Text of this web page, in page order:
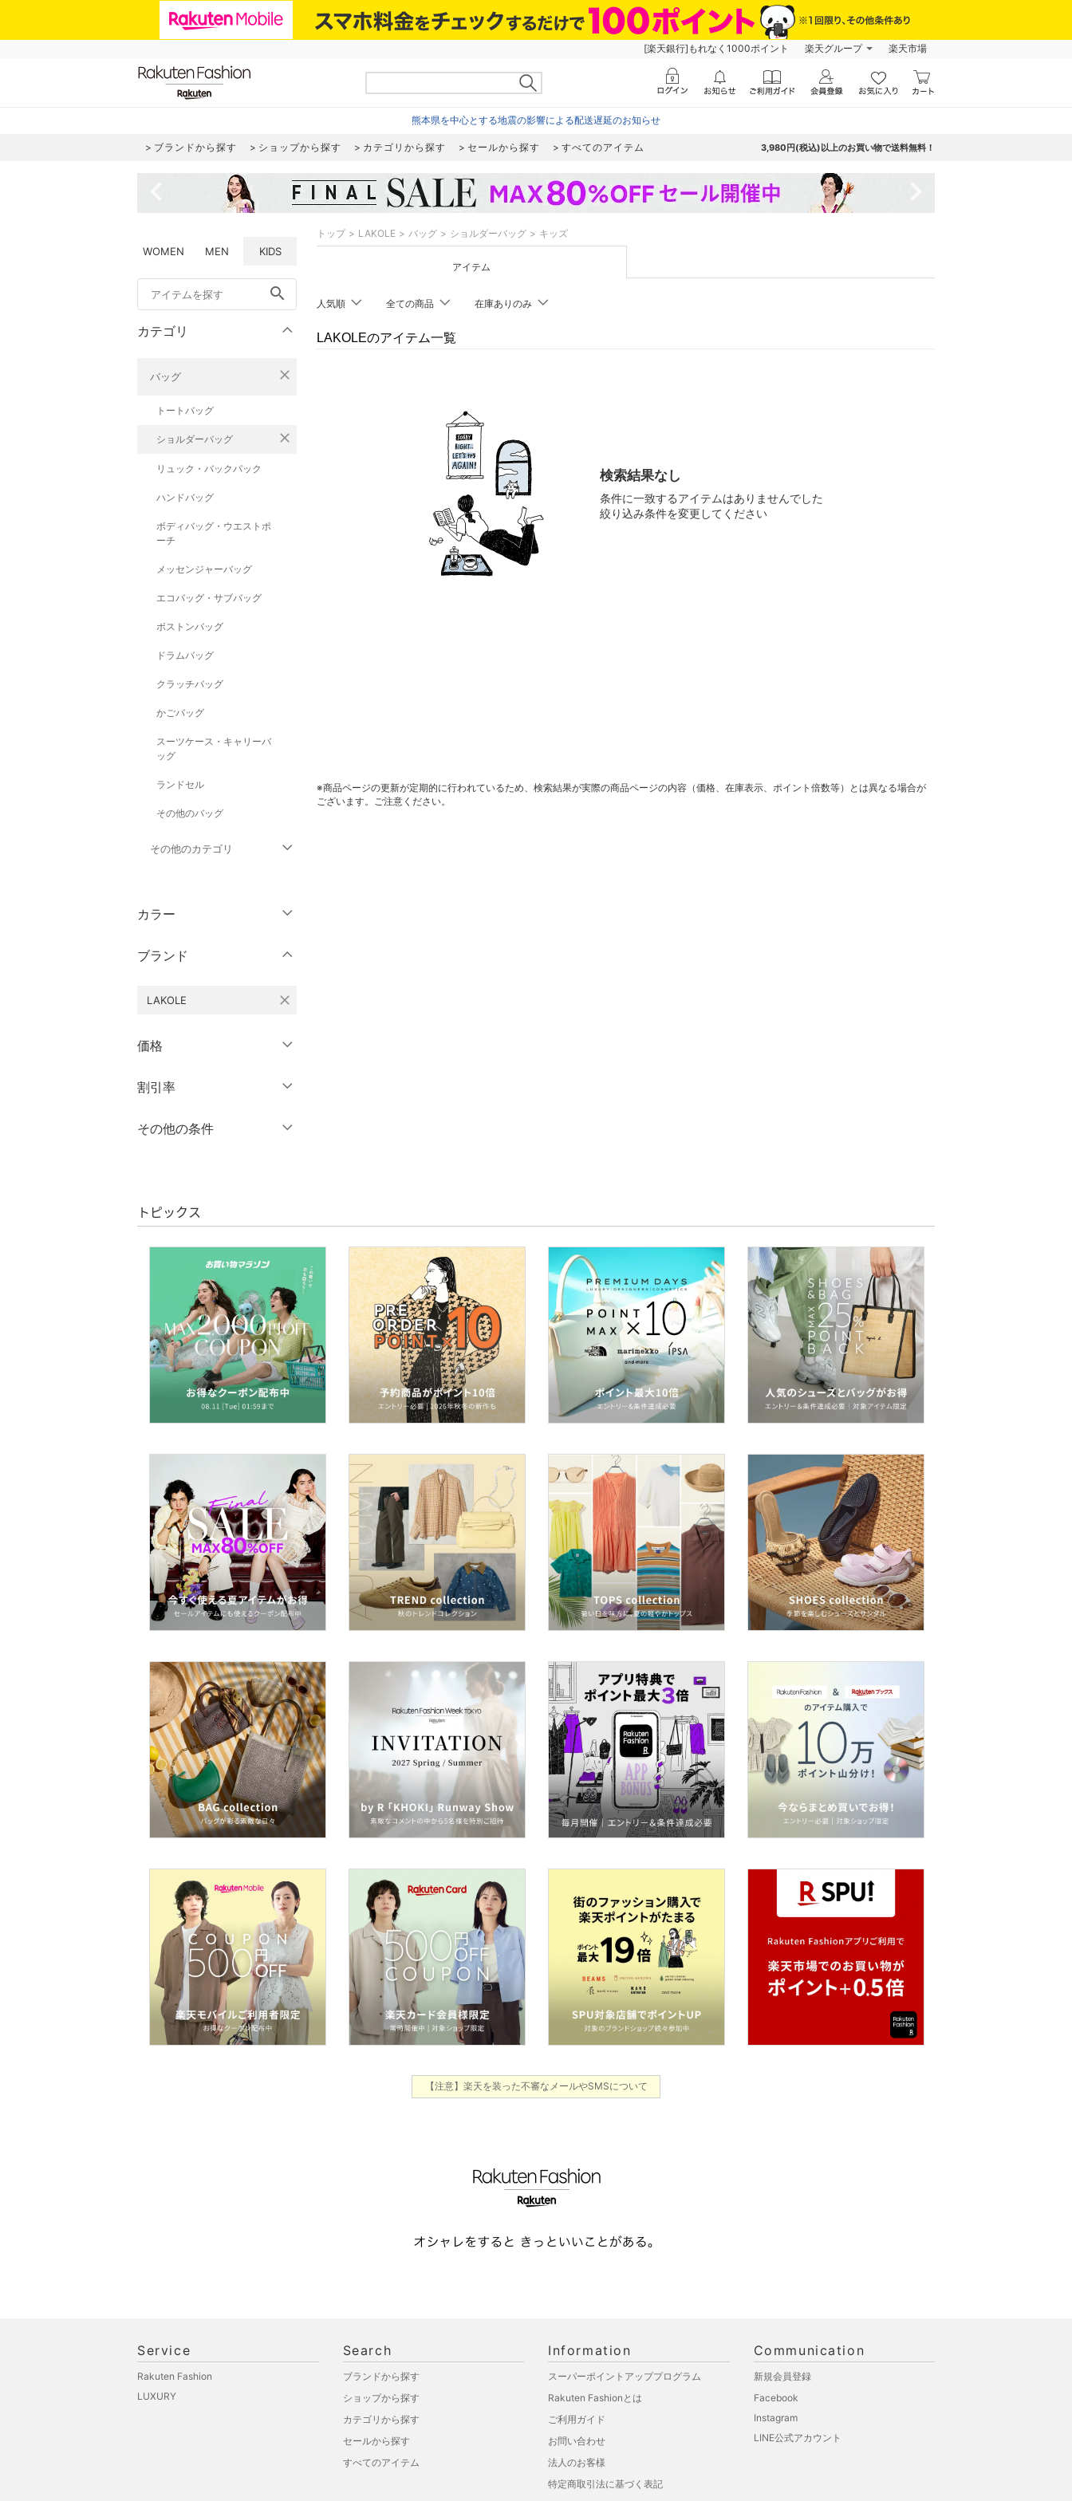
[楽天銀行]もれなく1000ポイント 楽天グループ 楽天市場
熊本県を中心とする地震の影響による配送遅延のお知らせ
ブランドから探す ショップから探す カテゴリから探す セールから探す すべてのアイテム 3,980円(税込)以上のお買い物で送料無料！
WOMEN MEN KIDS
search
カテゴリ
バッグ close
トートバッグ
ショルダーバッグ close
リュック・バックパック
ハンドバッグ
ボディバッグ・ウエストポ
ーチ
メッセンジャーバッグ
エコバッグ・サブバッグ
ボストンバッグ
ドラムバッグ
クラッチバッグ
かごバッグ
スーツケース・キャリーバ
ッグ
ランドセル
その他のバッグ
その他のカテゴリ
パンツ
ワンピース・ドレス
スカート
ーオール
シューズ・靴
アクセサリー・腕時計
財布・ポーチ・ケース
帽子
ヘアアクセサリー
マタニティウェア・ベビ
スーツ・フォーマル
水着・スイムグッズ
着物・浴衣・和装小物
スキンケア
ボディケア・オーラルケ
ヘアケア
食器・調理器具・キッチ
ン用品
インテリア・生活雑貨
スマホグッズ・オーディ
オ機器
文房具
福袋・ギフト・その他
カラー
クリア
ブランド
LAKOLE close
価格
絞り込み
割引率
％OFF～ ％OFF
その他の条件
クリア 絞り込み
トップ LAKOLE バッグ ショルダーバッグ キッズ
アイテム
人気順 全ての商品 在庫ありのみ
LAKOLEのアイテム一覧
検索結果なし
条件に一致するアイテムはありませんでした
絞り込み条件を変更してください
※商品ページの更新が定期的に行われているため、検索結果が実際の商品ページの内容（価格、在庫表示、ポイント倍数等）とは異なる場合が
ございます。ご注意ください。
トピックス
【注意】楽天を装った不審なメールやSMSについて
Service
Rakuten Fashion
LUXURY
Search
ブランドから探す
ショップから探す
カテゴリから探す
セールから探す
すべてのアイテム
Information
スーパーポイントアッププログラム
Rakuten Fashionとは
ご利用ガイド
お問い合わせ
法人のお客様
特定商取引法に基づく表記
Communication
新規会員登録
Facebook
Instagram
LINE公式アカウント